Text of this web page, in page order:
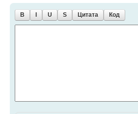
B U S Цитата Код